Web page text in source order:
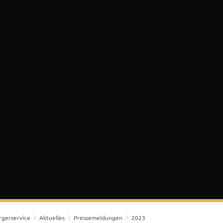
Aktuelles Pressemeldungen
2023